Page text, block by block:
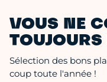
VOUS NE
TOUJOURS
Sélection des bons
coup toute l'année !